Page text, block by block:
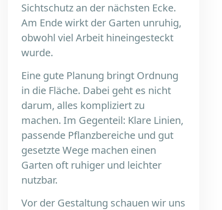
Sichtschutz an der nächsten Ecke.
Am Ende wirkt der Garten unruhig,
obwohl viel Arbeit hineingesteckt
wurde.
Eine gute Planung bringt Ordnung
in die Fläche. Dabei geht es nicht
darum, alles kompliziert zu
machen. Im Gegenteil: Klare Linien,
passende Pflanzbereiche und gut
gesetzte Wege machen einen
Garten oft ruhiger und leichter
nutzbar.
Vor der Gestaltung schauen wir uns